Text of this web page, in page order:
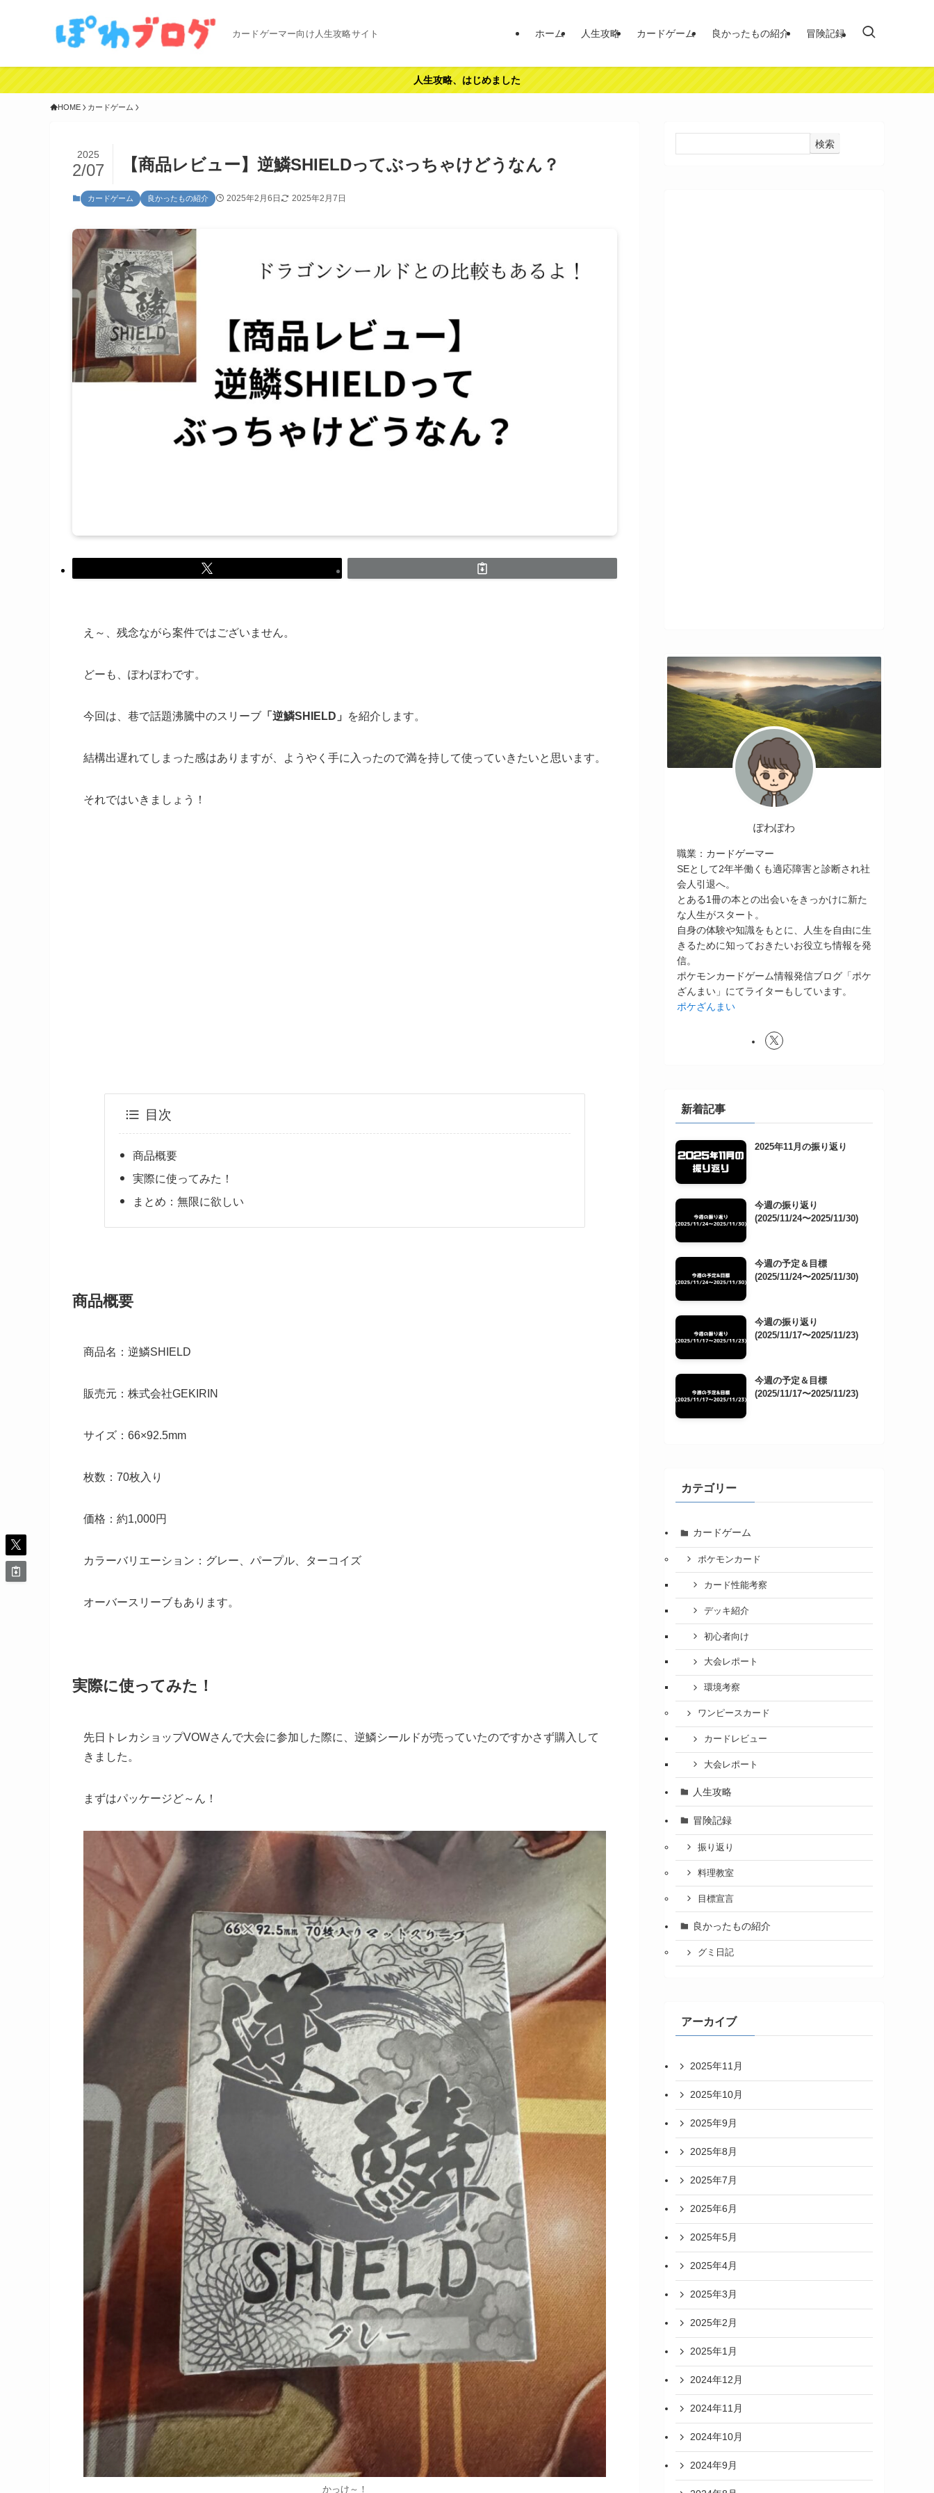
カードゲーマー向け人生攻略サイト ホーム 人生攻略 カードゲーム 良かったもの紹介 冒険記録
人生攻略、はじめました
HOME カードゲーム
【商品レビュー】逆鱗SHIELDってぶっちゃけどうなん？
2025
2/07
カードゲーム 良かったもの紹介 2025年2月6日 2025年2月7日
え～、残念ながら案件ではございません。
どーも、ぽわぽわです。
今回は、巷で話題沸騰中のスリーブ 「逆鱗SHIELD」 を紹介します。
結構出遅れてしまった感はありますが、ようやく手に入ったので満を持して使っていきたいと思います。
それではいきましょう！
目次
商品概要
実際に使ってみた！
まとめ：無限に欲しい
商品概要
商品名：逆鱗SHIELD
販売元：株式会社GEKIRIN
サイズ：66×92.5mm
枚数：70枚入り
価格：約1,000円
カラーバリエーション：グレー、パープル、ターコイズ
オーバースリーブもあります。
実際に使ってみた！
先日トレカショップVOWさんで大会に参加した際に、逆鱗シールドが売っていたのですかさず購入して
きました。
まずはパッケージど～ん！
かっけ～！
検索
ぽわぽわ
職業：カードゲーマー
SEとして2年半働くも適応障害と診断され社
会人引退へ。
とある1冊の本との出会いをきっかけに新た
な人生がスタート。
自身の体験や知識をもとに、人生を自由に生
きるために知っておきたいお役立ち情報を発
信。
ポケモンカードゲーム情報発信ブログ「ポケ
ざんまい」にてライターもしています。
ポケざんまい
新着記事
2025年11月の振り返り
今週の振り返り
(2025/11/24〜2025/11/30)
今週の予定＆目標
(2025/11/24〜2025/11/30)
今週の振り返り
(2025/11/17〜2025/11/23)
今週の予定＆目標
(2025/11/17〜2025/11/23)
カテゴリー
カードゲーム
ポケモンカード
カード性能考察
デッキ紹介
初心者向け
大会レポート
環境考察
ワンピースカード
カードレビュー
大会レポート
人生攻略
冒険記録
振り返り
料理教室
目標宣言
良かったもの紹介
グミ日記
アーカイブ
2025年11月
2025年10月
2025年9月
2025年8月
2025年7月
2025年6月
2025年5月
2025年4月
2025年3月
2025年2月
2025年1月
2024年12月
2024年11月
2024年10月
2024年9月